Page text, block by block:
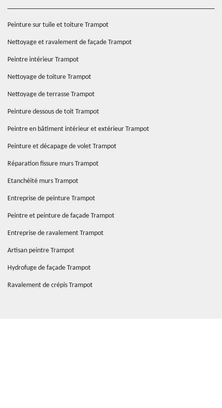
Peinture sur tuile et toiture Trampot
Nettoyage et ravalement de façade Trampot
Peintre intérieur Trampot
Nettoyage de toiture Trampot
Nettoyage de terrasse Trampot
Peinture dessous de toit Trampot
Peintre en bâtiment intérieur et extérieur Trampot
Peinture et décapage de volet Trampot
Réparation fissure murs Trampot
Etanchéité murs Trampot
Entreprise de peinture Trampot
Peintre et peinture de façade Trampot
Entreprise de ravalement Trampot
Artisan peintre Trampot
Hydrofuge de façade Trampot
Ravalement de crépis Trampot